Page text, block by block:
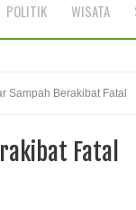
POLITIK WISATA
Sampah Berakibat Fatal
Fatal